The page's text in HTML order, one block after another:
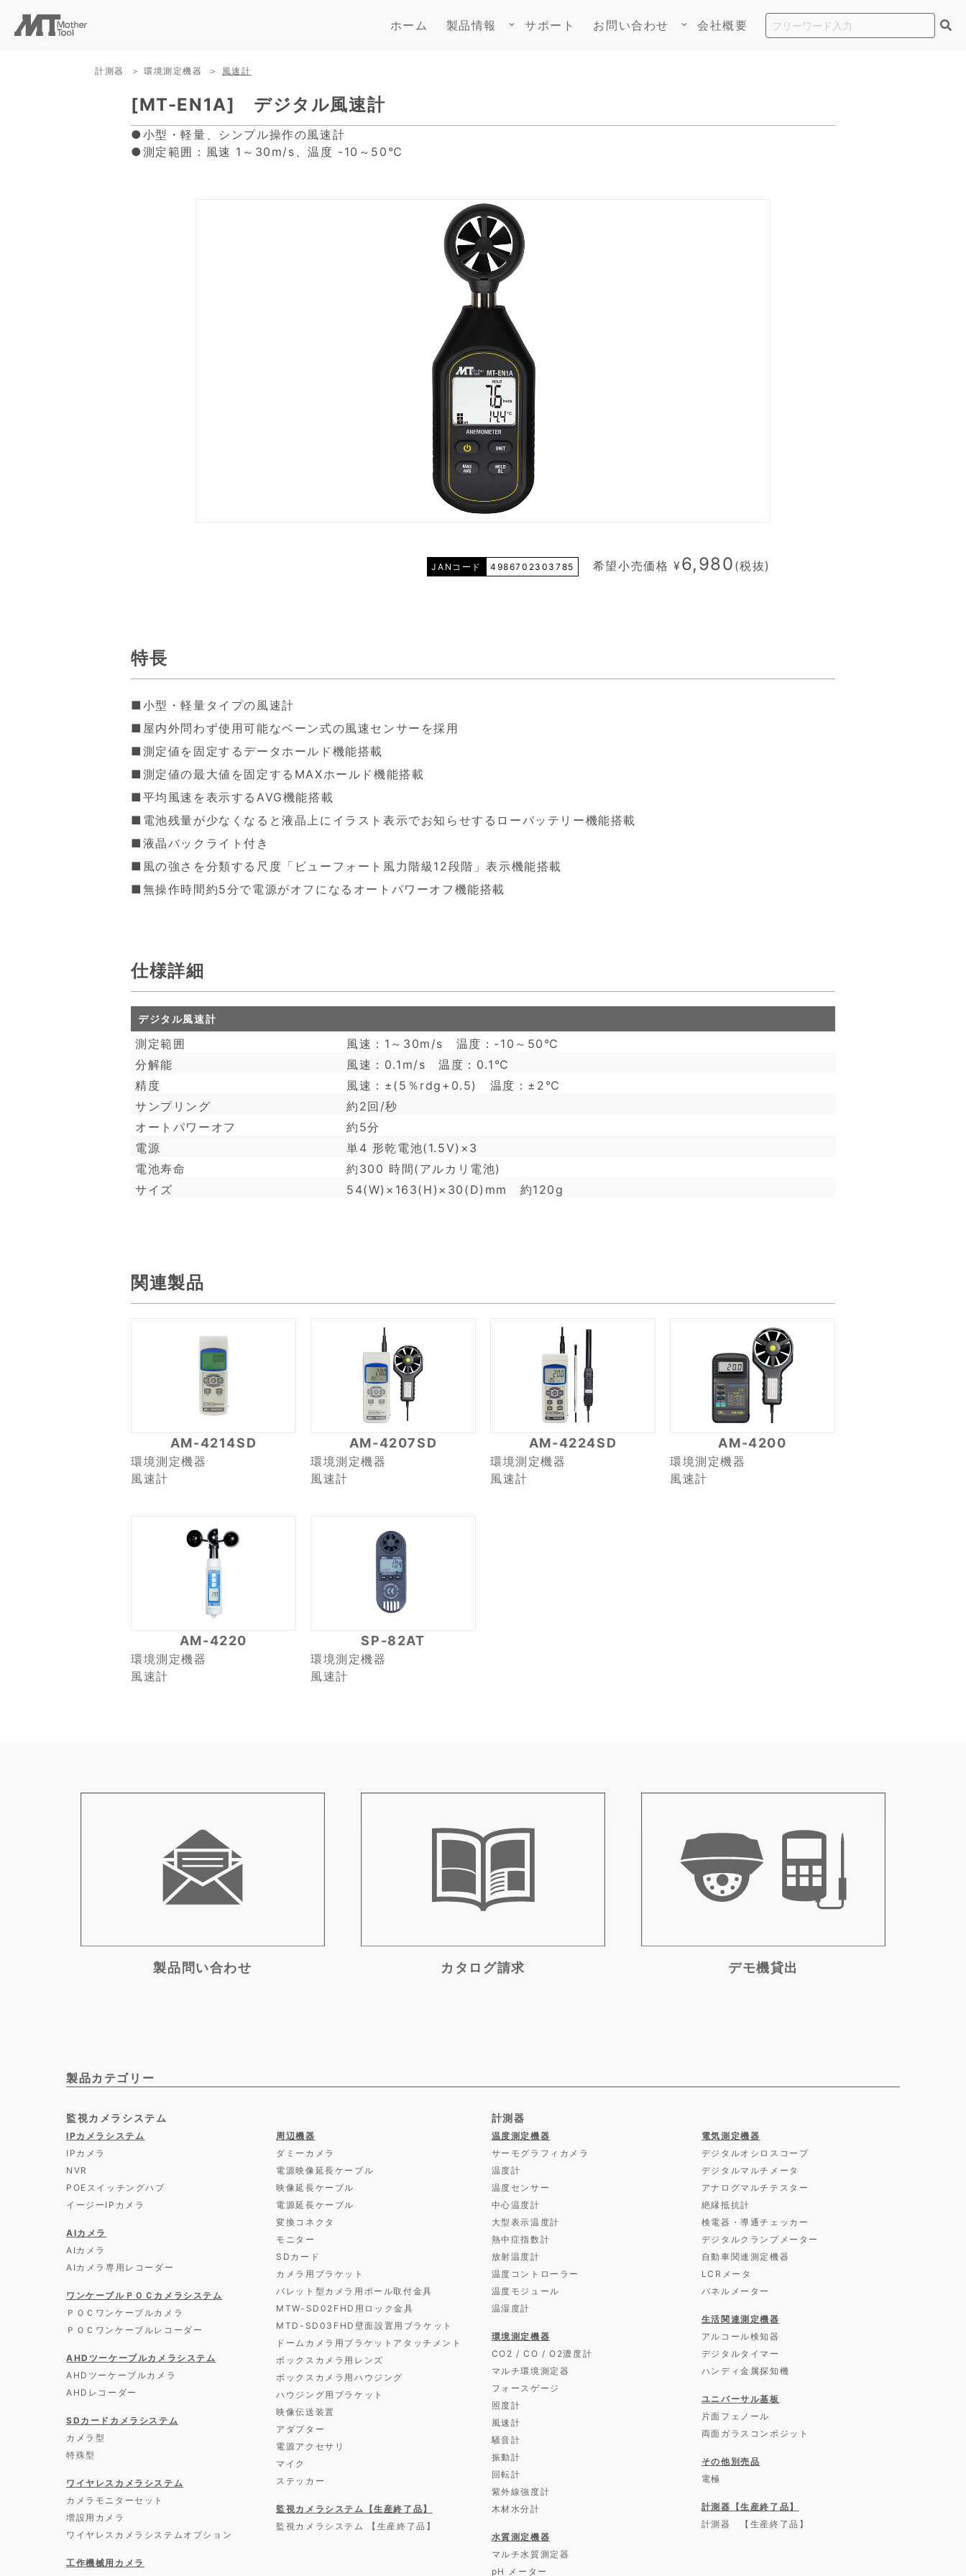
ホーム 製品情報 keyboard_arrow_down サポート お問い合わせ keyboard_arrow_down 会社概要
計測器 環境測定機器 風速計
[MT-EN1A] デジタル風速計
●小型・軽量、シンプル操作の風速計
●測定範囲：風速 1～30m/s、温度 -10～50℃
JANコード 4986702303785 希望小売価格 ¥6,980 (税抜)
特長
■小型・軽量タイプの風速計
■屋内外問わず使用可能なベーン式の風速センサーを採用
■測定値を固定するデータホールド機能搭載
■測定値の最大値を固定するMAXホールド機能搭載
■平均風速を表示するAVG機能搭載
■電池残量が少なくなると液晶上にイラスト表示でお知らせするローバッテリー機能搭載
■液晶バックライト付き
■風の強さを分類する尺度「ビューフォート風力階級12段階」表示機能搭載
■無操作時間約5分で電源がオフになるオートパワーオフ機能搭載
仕様詳細
デジタル風速計
測定範囲
風速：1～30m/s 温度：-10～50℃
分解能
風速：0.1m/s 温度：0.1℃
精度
風速：±(5％rdg+0.5) 温度：±2℃
サンプリング
約2回/秒
オートパワーオフ
約5分
電源
単4 形乾電池(1.5V)×3
電池寿命
約300 時間(アルカリ電池)
サイズ
54(W)×163(H)×30(D)mm 約120g
関連製品
AM-4214SD
環境測定機器
風速計
AM-4207SD
環境測定機器
風速計
AM-4224SD
環境測定機器
風速計
AM-4200
環境測定機器
風速計
AM-4220
環境測定機器
風速計
SP-82AT
環境測定機器
風速計
製品問い合わせ カタログ請求 デモ機貸出
製品カテゴリー
監視カメラシステム
IPカメラシステム
IPカメラ
NVR
POEスイッチングハブ
イージーIPカメラ
AIカメラ
AIカメラ
AIカメラ専用レコーダー
ワンケーブルＰＯＣカメラシステム
ＰＯＣワンケーブルカメラ
ＰＯＣワンケーブルレコーダー
AHDツーケーブルカメラシステム
AHDツーケーブルカメラ
AHDレコーダー
SDカードカメラシステム
カメラ型
特殊型
ワイヤレスカメラシステム
カメラモニターセット
増設用カメラ
ワイヤレスカメラシステムオプション
工作機械用カメラ
周辺機器
ダミーカメラ
電源映像延長ケーブル
映像延長ケーブル
電源延長ケーブル
変換コネクタ
モニター
SDカード
カメラ用ブラケット
バレット型カメラ用ポール取付金具
MTW-SD02FHD用ロック金具
MTD-SD03FHD壁面設置用ブラケット
ドームカメラ用ブラケットアタッチメント
ボックスカメラ用レンズ
ボックスカメラ用ハウジング
ハウジング用ブラケット
映像伝送装置
アダプター
電源アクセサリ
マイク
ステッカー
監視カメラシステム【生産終了品】
監視カメラシステム 【生産終了品】
計測器
温度測定機器
サーモグラフィカメラ
温度計
温度センサー
中心温度計
大型表示温度計
熱中症指数計
放射温度計
温度コントローラー
温度モジュール
温湿度計
環境測定機器
CO2 / CO / O2濃度計
マルチ環境測定器
フォースゲージ
照度計
風速計
騒音計
振動計
回転計
紫外線強度計
木材水分計
水質測定機器
マルチ水質測定器
pH メーター
電気測定機器
デジタルオシロスコープ
デジタルマルチメータ
アナログマルチテスター
絶縁抵抗計
検電器・導通チェッカー
デジタルクランプメーター
自動車関連測定機器
LCRメータ
パネルメーター
生活関連測定機器
アルコール検知器
デジタルタイマー
ハンディ金属探知機
ユニバーサル基板
片面フェノール
両面ガラスコンポジット
その他別売品
電極
計測器【生産終了品】
計測器 【生産終了品】